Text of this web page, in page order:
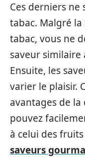
Ces derniers ne
tabac. Malgré
tabac, vous ne
saveur
Ensuite, les
varier le plaisir.
avantages de
pouvez
à celui des
saveurs